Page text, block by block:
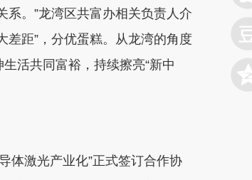
。”龙湾区共富办相关负责人介
差距”，分优蛋糕。从龙湾的角度
活共同富裕，持续擦亮“新中
激光产业化”正式签订合作协